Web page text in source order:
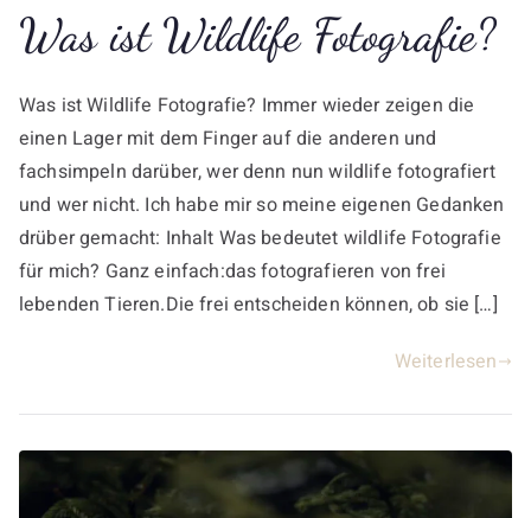
Was ist Wildlife Fotografie?
Was ist Wildlife Fotografie? Immer wieder zeigen die
einen Lager mit dem Finger auf die anderen und
fachsimpeln darüber, wer denn nun wildlife fotografiert
und wer nicht. Ich habe mir so meine eigenen Gedanken
drüber gemacht: Inhalt Was bedeutet wildlife Fotografie
für mich? Ganz einfach:das fotografieren von frei
lebenden Tieren.Die frei entscheiden können, ob sie […]
Weiterlesen